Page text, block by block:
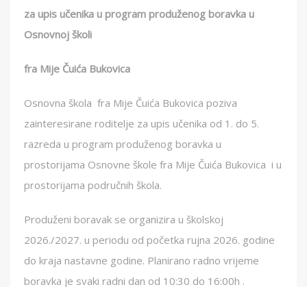
za upis učenika u program produženog boravka u
Osnovnoj školi
fra Mije Čuića Bukovica
Osnovna škola fra Mije Čuića Bukovica poziva
zainteresirane roditelje za upis učenika od 1. do 5.
razreda u program produženog boravka u
prostorijama Osnovne škole fra Mije Čuića Bukovica i u
prostorijama područnih škola.
Produženi boravak se organizira u školskoj
2026./2027. u periodu od početka rujna 2026. godine
do kraja nastavne godine. Planirano radno vrijeme
boravka je svaki radni dan od 10:30 do 16:00h .